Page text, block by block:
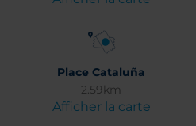
Place Cataluña
2.59km
Afficher la carte